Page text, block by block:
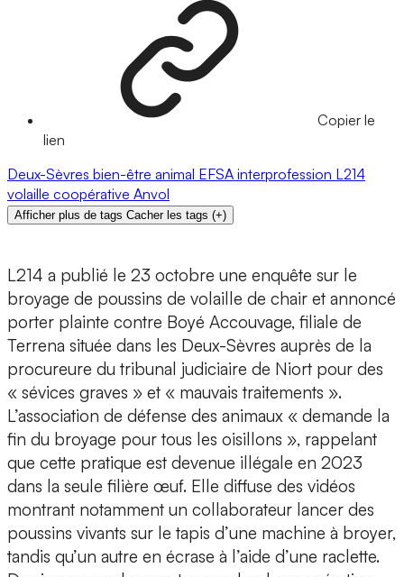
Copier le
lien
Deux-Sèvres bien-être animal EFSA interprofession L214
volaille coopérative Anvol
Afficher plus de tags Cacher les tags (+)
L214 a publié le 23 octobre une enquête sur le
broyage de poussins de volaille de chair et annoncé
porter plainte contre Boyé Accouvage, filiale de
Terrena située dans les Deux-Sèvres auprès de la
procureure du tribunal judiciaire de Niort pour des
« sévices graves » et « mauvais traitements ».
L’association de défense des animaux « demande la
fin du broyage pour tous les oisillons », rappelant
que cette pratique est devenue illégale en 2023
dans la seule filière œuf. Elle diffuse des vidéos
montrant notamment un collaborateur lancer des
poussins vivants sur le tapis d’une machine à broyer,
tandis qu’un autre en écrase à l’aide d’une raclette.